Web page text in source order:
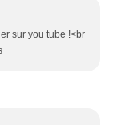
sur you tube !<br